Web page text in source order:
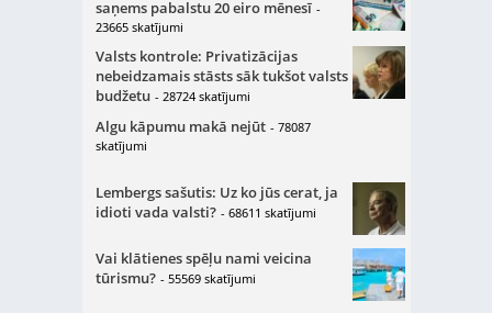
saņems pabalstu 20 eiro mēnesī -
23665 skatījumi
Valsts kontrole: Privatizācijas
nebeidzamais stāsts sāk tukšot valsts
budžetu - 28724 skatījumi
Algu kāpumu makā nejūt - 78087
skatījumi
Lembergs sašutis: Uz ko jūs cerat, ja
idioti vada valsti? - 68611 skatījumi
Vai klātienes spēļu nami veicina
tūrismu? - 55569 skatījumi